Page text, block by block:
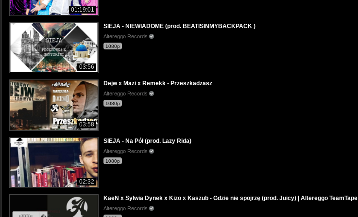
01:19:01
03:56
SIEJA - NIEWIADOME (prod. BEATISINMYBACKPACK )
Altereggo Records
1080p
03:58
Dejw x Mazi x Remekk - Przeszkadzasz
Altereggo Records
1080p
02:32
SIEJA - Na Pół (prod. Lazy Rida)
Altereggo Records
1080p
KaeN x Sylwia Dynek x Kizo x Kaszub - Gdzie nie spojrzę (prod. Juicy) | Altereggo TeamTape
Altereggo Records